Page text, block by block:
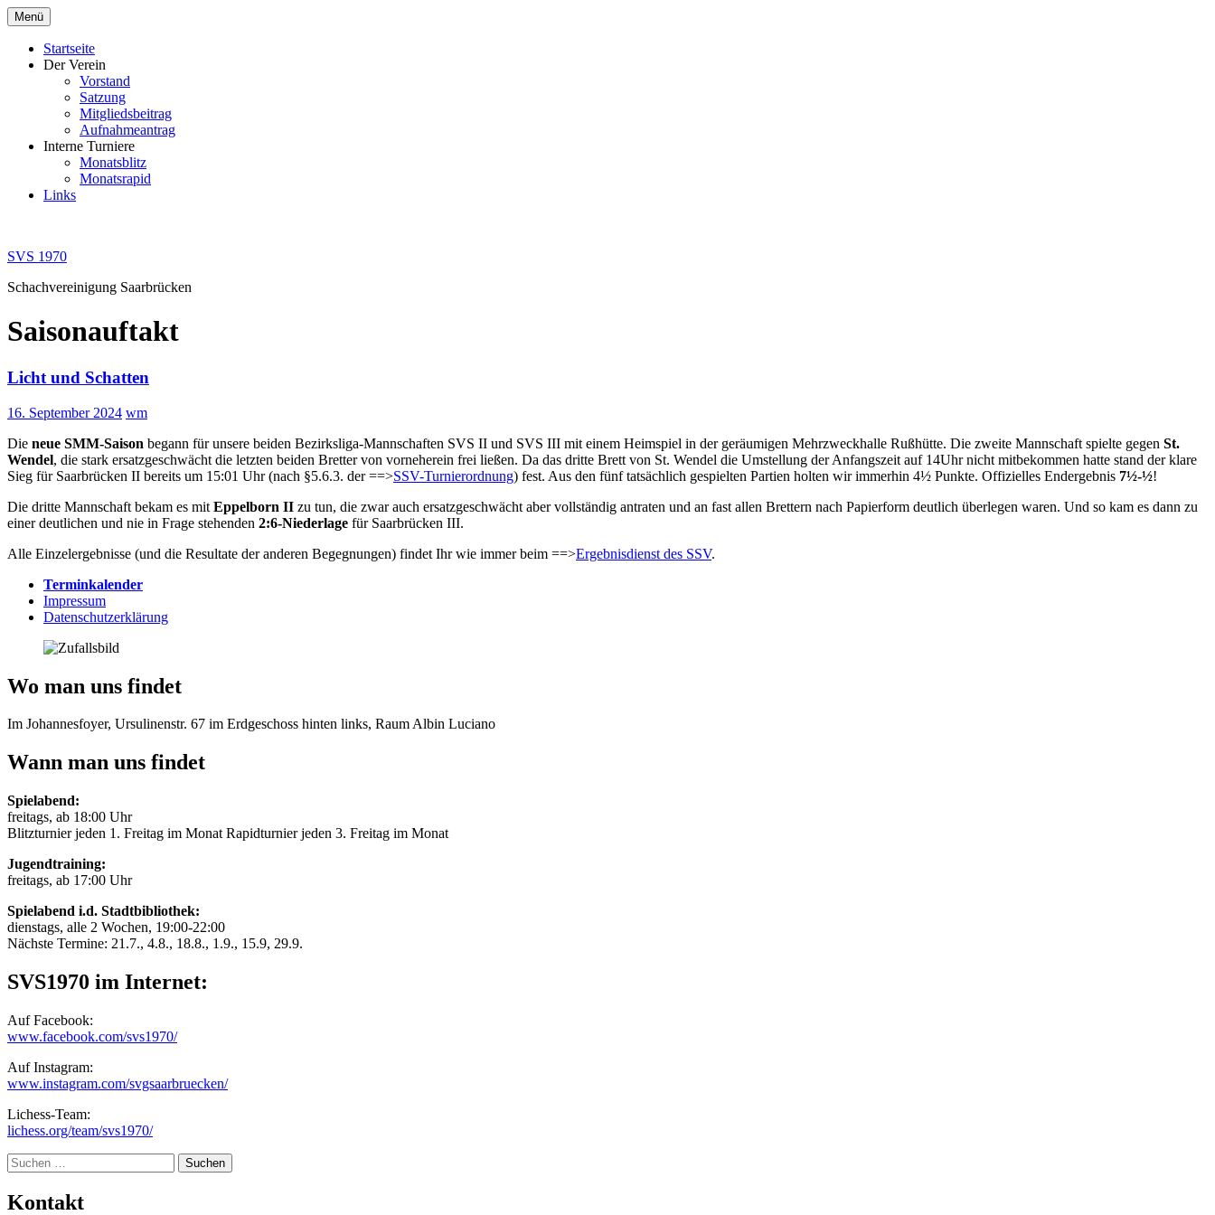
Zum
Inhalt
springen
Menü
Startseite
Der Verein
Vorstand
Satzung
Mitgliedsbeitrag
Aufnahmeantrag
Interne Turniere
Monatsblitz
Monatsrapid
Links
SVS 1970
Schachvereinigung Saarbrücken
Saisonauftakt
Licht und Schatten
16. September 2024 wm
Die neue SMM-Saison begann für unsere beiden Bezirksliga-Mannschaften SVS II und SVS III mit einem Heimspiel in der geräumigen Mehrzweckhalle Rußhütte. Die zweite Mannschaft spielte gegen St.
Wendel, die stark ersatzgeschwächt die letzten beiden Bretter von vorneherein frei ließen. Da das dritte Brett von St. Wendel die Umstellung der Anfangszeit auf 14Uhr nicht mitbekommen hatte stand der klare
Sieg für Saarbrücken II bereits um 15:01 Uhr (nach §5.6.3. der ==>SSV-Turnierordnung) fest. Aus den fünf tatsächlich gespielten Partien holten wir immerhin 4½ Punkte. Offizielles Endergebnis 7½-½!
Die dritte Mannschaft bekam es mit Eppelborn II zu tun, die zwar auch ersatzgeschwächt aber vollständig antraten und an fast allen Brettern nach Papierform deutlich überlegen waren. Und so kam es dann zu
einer deutlichen und nie in Frage stehenden 2:6-Niederlage für Saarbrücken III.
Alle Einzelergebnisse (und die Resultate der anderen Begegnungen) findet Ihr wie immer beim ==>Ergebnisdienst des SSV.
Terminkalender
Impressum
Datenschutzerklärung
Wo man uns findet
Im Johannesfoyer, Ursulinenstr. 67 im Erdgeschoss hinten links, Raum Albin Luciano
Wann man uns findet
Spielabend:
freitags, ab 18:00 Uhr
Blitzturnier jeden 1. Freitag im Monat Rapidturnier jeden 3. Freitag im Monat
Jugendtraining:
freitags, ab 17:00 Uhr
Spielabend i.d. Stadtbibliothek:
dienstags, alle 2 Wochen, 19:00-22:00
Nächste Termine: 21.7., 4.8., 18.8., 1.9., 15.9, 29.9.
SVS1970 im Internet:
Auf Facebook:
www.facebook.com/svs1970/
Auf Instagram:
www.instagram.com/svgsaarbruecken/
Lichess-Team:
lichess.org/team/svs1970/
Suche
Kontakt